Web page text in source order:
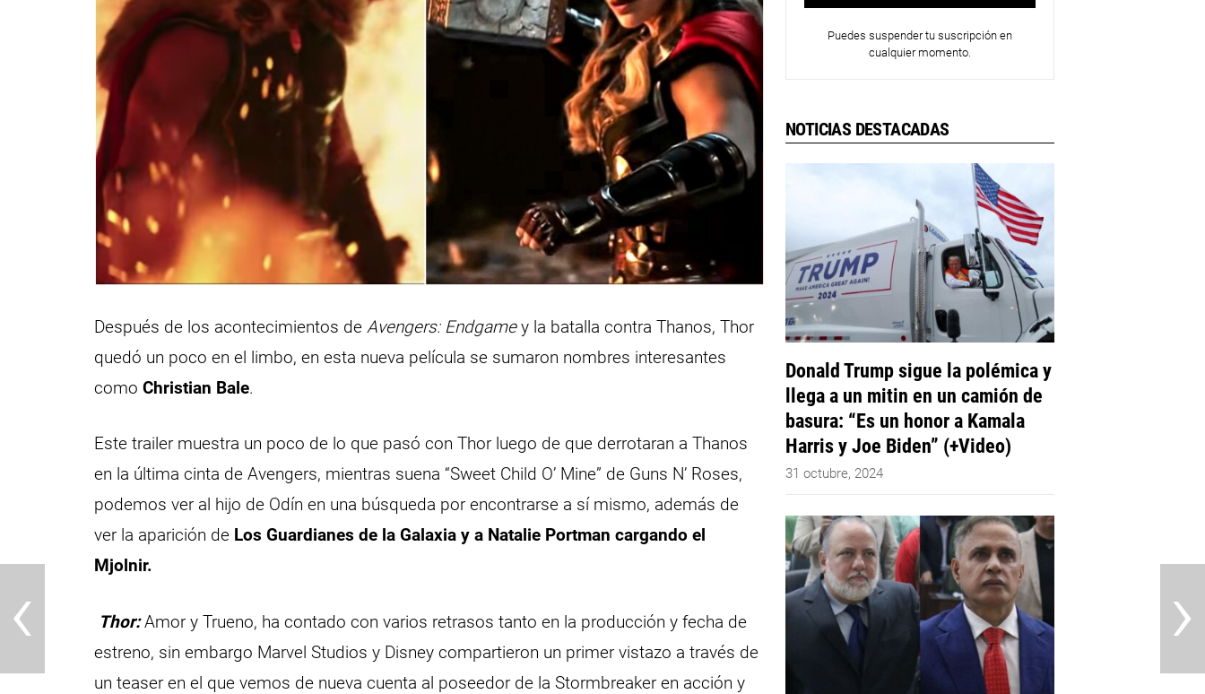
Después de los acontecimientos de Avengers: Endgamey la batalla contra Thanos, Thor
quedó un poco en el limbo, en esta nueva película se sumaron nombres interesantes
comoChristian Bale.
Este trailer muestra un poco de lo que pasó con Thor luego de que derrotaran a Thanos
en la última cinta de Avengers, mientras suena “Sweet Child O’ Mine” de Guns N’ Roses,
podemos ver al hijo de Odín en una búsqueda por encontrarse a sí mismo, además de
ver la aparición de Los Guardianes de la Galaxia y a Natalie Portman cargando el
Mjolnir.
Thor:Amor y Trueno, ha contado con varios retrasos tanto en la producción y fecha de
estreno, sin embargo Marvel Studios y Disney compartieron un primer vistazo a través de
un teaser en el que vemos de nueva cuenta al poseedor de la Stormbreaker en acción y
Puedes suspender tu suscripción en
cualquier momento.
NOTICIAS DESTACADAS
Donald Trump sigue la polémica y
llega a un mitin en un camión de
basura: “Es un honor a Kamala
Harris y Joe Biden” (+Video)
31 octubre, 2024
›
‹